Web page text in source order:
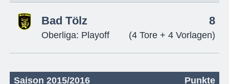
Bad Tölz
Oberliga: Playoff
8
(4 Tore + 4 Vorlagen)
Saison 2015/2016 Punkte